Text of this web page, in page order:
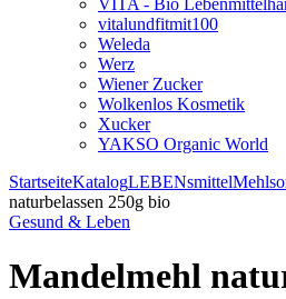
VITA - Bio
vitalundfitmit100
Weleda
Werz
Wiener Zucker
Wolkenlos Kosmetik
Xucker
YAKSO Organic World
StartseiteKatalogLEBENsmittel
naturbelassen 250g bio
Gesund & Leben
Mandelmehl